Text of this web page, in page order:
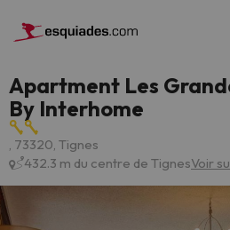
Apartment Les
By Interhome
, 73320, Tignes
432.3 m du centre de TignesVoir